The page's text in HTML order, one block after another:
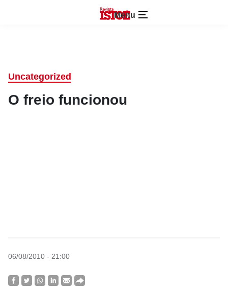
Menu
Uncategorized
O freio funcionou
06/08/2010 - 21:00